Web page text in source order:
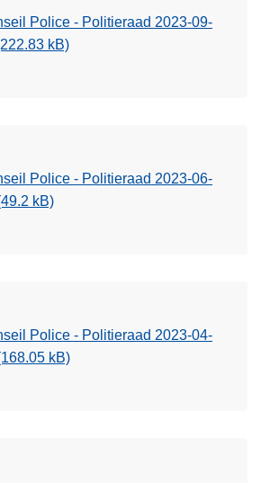
Police - Politieraad 2023-09-
kB)
Police - Politieraad 2023-06-
kB)
Police - Politieraad 2023-04-
kB)